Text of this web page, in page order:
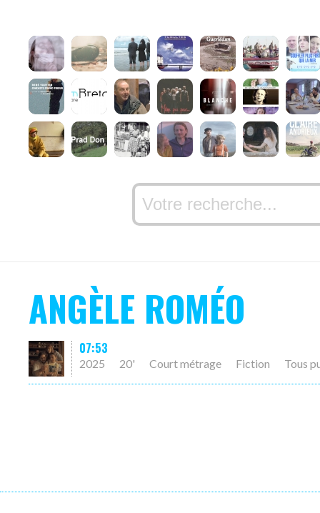
ANGÈLE ROMÉO
07:53
2025 20' Court métrage Fiction Tous